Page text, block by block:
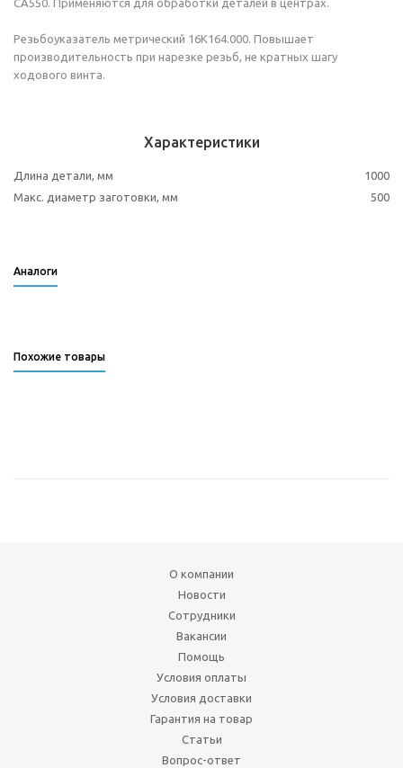
СА550. Применяются для обработки деталей в центрах.
Резьбоуказатель метрический 16К164.000. Повышает
производительность при нарезке резьб, не кратных шагу
ходового винта.
Характеристики
Длина детали, мм
1000
Макс. диаметр заготовки, мм
500
Аналоги
Похожие товары
О компании
Новости
Сотрудники
Вакансии
Помощь
Условия оплаты
Условия доставки
Гарантия на товар
Статьи
Вопрос-ответ